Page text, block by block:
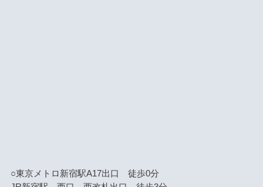
○東京メトロ新宿駅A17出口 徒歩0分